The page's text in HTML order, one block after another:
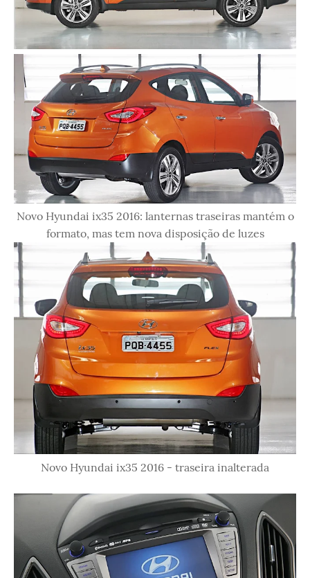
Novo Hyundai ix35 2016: lanternas traseiras mantém o
formato, mas tem nova disposição de luzes
Novo Hyundai ix35 2016 - traseira inalterada